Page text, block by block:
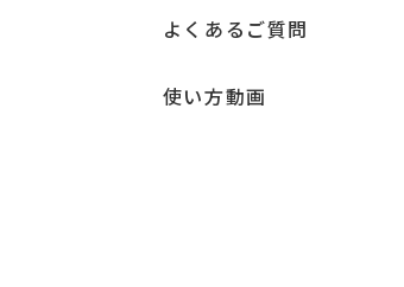
よくあるご質問
使い方動画